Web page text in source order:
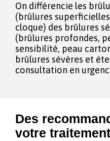
On différencie les
(brûlures
cloque) des brûlures
(brûlures profondes,
sensibilité, peau
brûlures sévères et
consultation en
Des
votre